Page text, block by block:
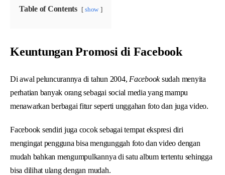
Table of Contents show
Keuntungan Promosi di Facebook
Di awal peluncurannya di tahun 2004, Facebooksudah menyita
perhatian banyak orang sebagai social media yang mampu
menawarkan berbagai fitur seperti unggahan foto dan juga video.
Facebook sendiri juga cocok sebagai tempat ekspresi diri
mengingat pengguna bisa mengunggah foto dan video dengan
mudah bahkan mengumpulkannya di satu album tertentu sehingga
bisa dilihat ulang dengan mudah.